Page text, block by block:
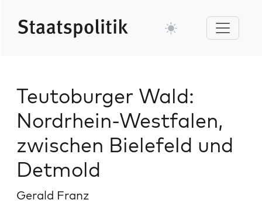
Teutoburger Wald:
Nordrhein-Westfalen,
zwischen Bielefeld und
Detmold
Gerald Franz